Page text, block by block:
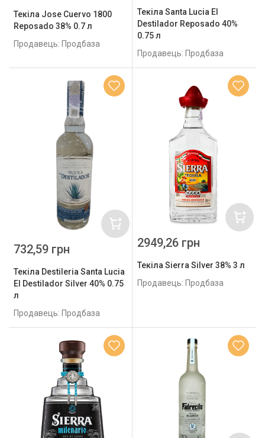
Текіла Jose Cuervo 1800
Reposado 38% 0.7 л
Продавець: Продбаза
Текіла Santa Lucia El
Destilador Reposado 40%
0.75 л
Продавець: Продбаза
Текіла Destileria Santa Lucia
El Destilador Silver 40% 0.75
л
Продавець: Продбаза
732,59 грн
Текіла Sierra Silver 38% 3 л
Продавець: Продбаза
2949,26 грн